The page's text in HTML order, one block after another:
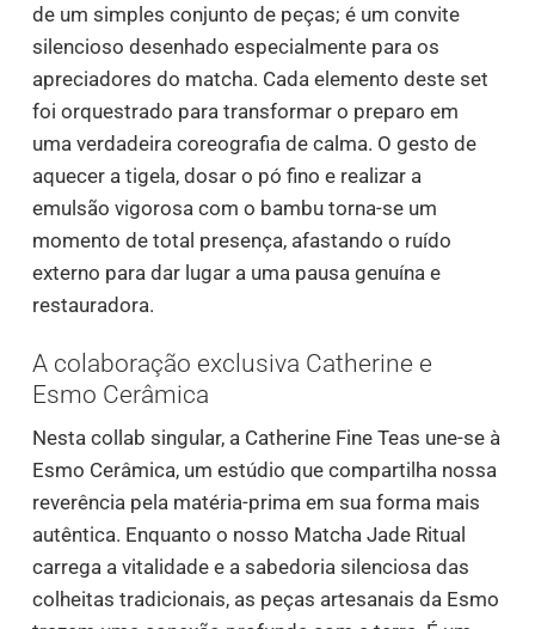
de um simples conjunto de peças; é um convite
silencioso desenhado especialmente para os
apreciadores do matcha. Cada elemento deste set
foi orquestrado para transformar o preparo em
uma verdadeira coreografia de calma. O gesto de
aquecer a tigela, dosar o pó fino e realizar a
emulsão vigorosa com o bambu torna-se um
momento de total presença, afastando o ruído
externo para dar lugar a uma pausa genuína e
restauradora.
A colaboração exclusiva Catherine e
Esmo Cerâmica
Nesta collab singular, a Catherine Fine Teas une-se à
Esmo Cerâmica, um estúdio que compartilha nossa
reverência pela matéria-prima em sua forma mais
autêntica. Enquanto o nosso Matcha Jade Ritual
carrega a vitalidade e a sabedoria silenciosa das
colheitas tradicionais, as peças artesanais da Esmo